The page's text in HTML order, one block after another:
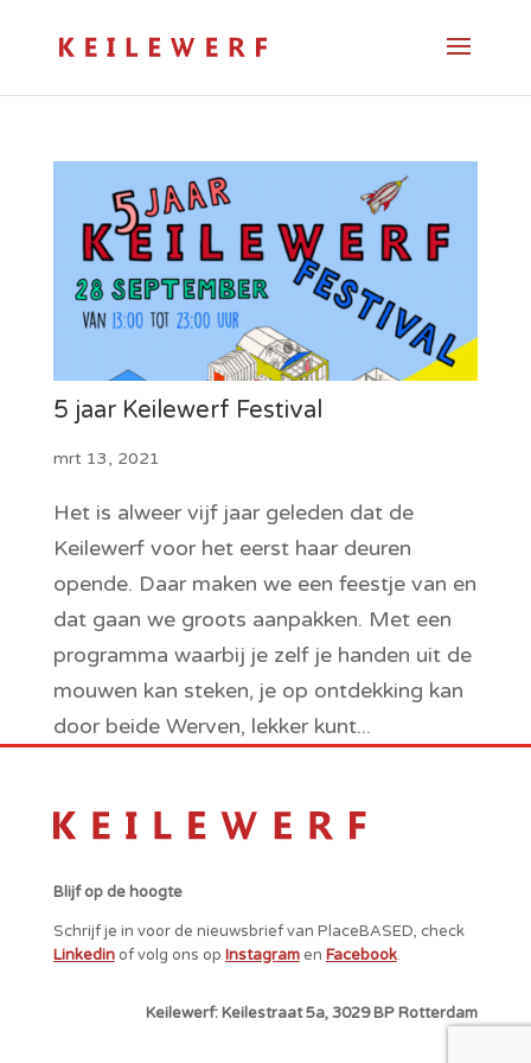
5 jaar Keilewerf Festival
mrt 13, 2021
Het is alweer vijf jaar geleden dat de
Keilewerf voor het eerst haar deuren
opende. Daar maken we een feestje van en
dat gaan we groots aanpakken. Met een
programma waarbij je zelf je handen uit de
mouwen kan steken, je op ontdekking kan
door beide Werven, lekker kunt...
Blijf op de hoogte
Schrijf je in voor de nieuwsbrief van PlaceBASED, check
Linkedinof volg ons op Instagramen Facebook.
Keilewerf: Keilestraat 5a, 3029 BP Rotterdam